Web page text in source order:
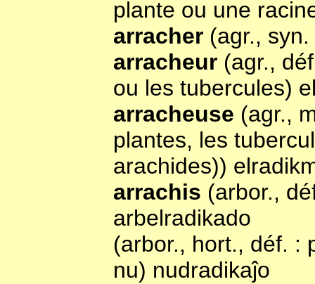
plante ou une
arracher (agr.,
arracheur (agr.,
ou les tubercules)
arracheuse (agr.,
plantes, les
arachides))
arrachis (arbor.,
arbelradikado
(arbor., hort., déf. :
nu) nudradikaĵo